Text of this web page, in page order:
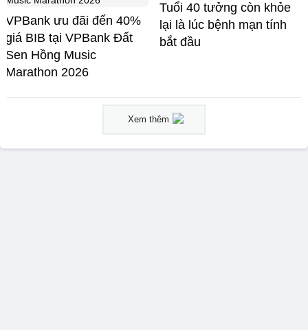
VPBank ưu đãi đến 40%
giá BIB tại VPBank Đất
Sen Hồng Music
Marathon 2026
Tuổi 40 tưởng còn khỏe
lại là lúc bệnh mạn tính
bắt đầu
Xem thêm